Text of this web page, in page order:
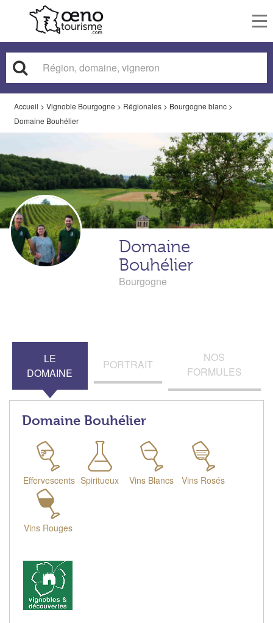
Accueil > Vignoble Bourgogne > Régionales > Bourgogne blanc >
Domaine Bouhélier
Domaine
Bouhélier
Bourgogne
LE
DOMAINE
PORTRAIT
NOS
FORMULES
Domaine Bouhélier
Effervescents Spiritueux Vins Blancs Vins Rosés
Vins Rouges